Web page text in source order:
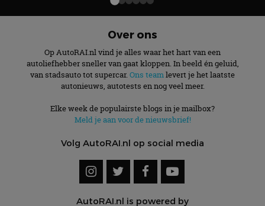
Over ons
Op AutoRAI.nl vind je alles waar het hart van een
autoliefhebber sneller van gaat kloppen. In beeld én geluid,
van stadsauto tot supercar. Ons team levert je het laatste
autonieuws, autotests en nog veel meer.
Elke week de populairste blogs in je mailbox?
Meld je aan voor de nieuwsbrief!
Volg AutoRAI.nl op social media
AutoRAI.nl is powered by
kernfunctionaliteiten van de website mogelijk, zoals
gebruikersaanmelding en accountbeheer. De
strikt noodzakelijke cookies.
Naam
Aanbieder /
Domein
Vervaldatum
cf_clearance
Inc.